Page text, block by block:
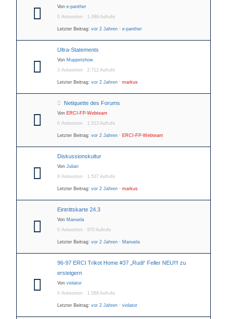
Von e-panther
0 Antworten · 1.089 Aufrufe
Letzter Beitrag: vor 2 Jahren · e-panther
Ultra-Statements
Von Muppetshow
3 Antworten · 2.712 Aufrufe
Letzter Beitrag: vor 2 Jahren · markus
Netiquette des Forums
Von ERCI-FP-Webteam
0 Antworten · 1.513 Aufrufe
Letzter Beitrag: vor 2 Jahren · ERCI-FP-Webteam
Diskussionskultur
Von Julian
8 Antworten · 1.537 Aufrufe
Letzter Beitrag: vor 2 Jahren · markus
Eintrittskarte 24.3
Von Manuela
0 Antworten · 970 Aufrufe
Letzter Beitrag: vor 2 Jahren · Manuela
96-97 ERCI Trikot Home #37 „Rudi“ Feller NEU!!! zu
ersteigern
Von violator
0 Antworten · 1.088 Aufrufe
Letzter Beitrag: vor 2 Jahren · violator